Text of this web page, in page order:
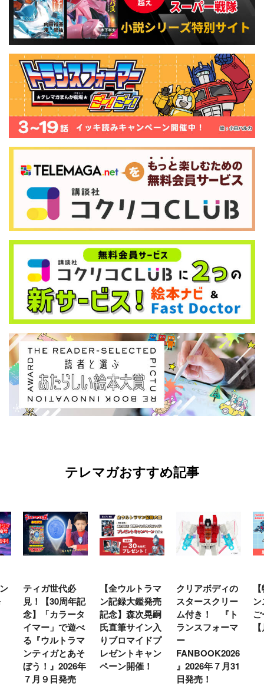
テレマガおすすめ記事
ティガ世代必
見！【30周年記
念】「カラータ
イマー」で遊べ
る『ウルトラマ
ンティガとあそ
ぼう！』2026年
７月９日発売
【全ウルトラマ
ン記録大鑑発売
記念】森次晃嗣
氏直筆サイン入
りブロマイドプ
レゼントキャン
ペーン開催！
クリアボディの
スタースクリー
ム付き！ 『ト
ランスフォーマ
ー
FANBOOK2026
』2026年７月31
日発売！